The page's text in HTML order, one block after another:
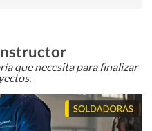
que necesita para finalizar